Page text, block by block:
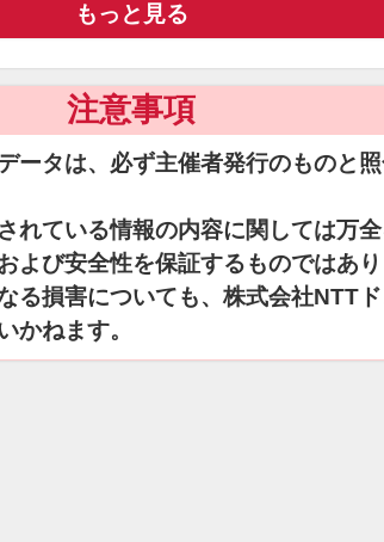
もっと見る
注意事項
ータは、必ず主催者発行のものと
れている情報の内容に関しては万
よび安全性を保証するものではあ
る損害についても、株式会社NTT
かねます。